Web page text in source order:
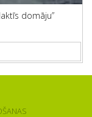
domāju”